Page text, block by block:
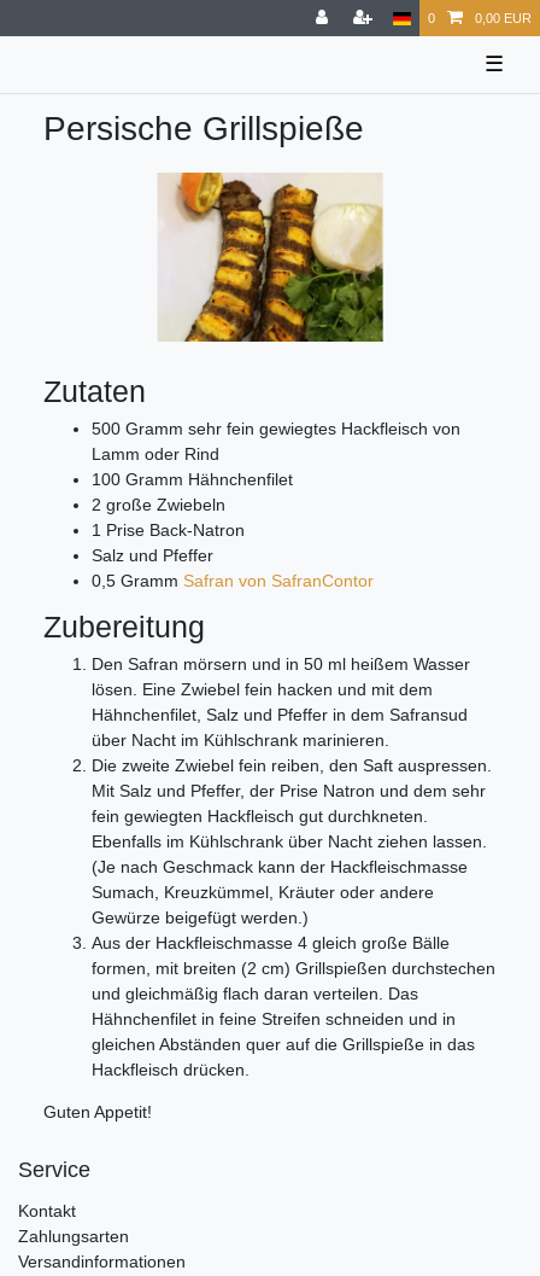
0 0,00 EUR
☰
Persische Grillspieße
Zutaten
500 Gramm sehr fein gewiegtes Hackfleisch von
Lamm oder Rind
100 Gramm Hähnchenfilet
2 große Zwiebeln
1 Prise Back-Natron
Salz und Pfeffer
0,5 Gramm Safran von SafranContor
Zubereitung
Den Safran mörsern und in 50 ml heißem Wasser
lösen. Eine Zwiebel fein hacken und mit dem
Hähnchenfilet, Salz und Pfeffer in dem Safransud
über Nacht im Kühlschrank marinieren.
Die zweite Zwiebel fein reiben, den Saft auspressen.
Mit Salz und Pfeffer, der Prise Natron und dem sehr
fein gewiegten Hackfleisch gut durchkneten.
Ebenfalls im Kühlschrank über Nacht ziehen lassen.
(Je nach Geschmack kann der Hackfleischmasse
Sumach, Kreuzkümmel, Kräuter oder andere
Gewürze beigefügt werden.)
Aus der Hackfleischmasse 4 gleich große Bälle
formen, mit breiten (2 cm) Grillspießen durchstechen
und gleichmäßig flach daran verteilen. Das
Hähnchenfilet in feine Streifen schneiden und in
gleichen Abständen quer auf die Grillspieße in das
Hackfleisch drücken.
Guten Appetit!
Service
Kontakt
Zahlungsarten
Versandinformationen